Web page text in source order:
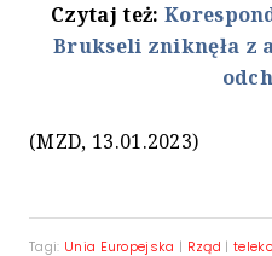
Czytaj też:
Brukseli zniknęła z
(MZD, 13.01.2023)
Tagi: Unia Europejska | Rząd |